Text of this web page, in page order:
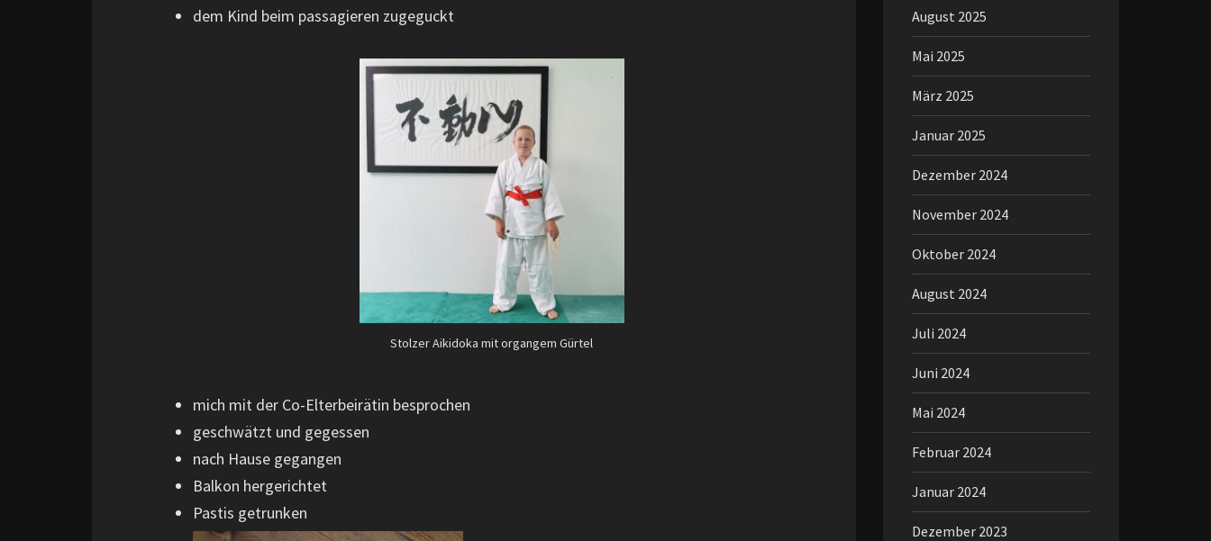
dem Kind beim passagieren zugeguckt
Stolzer Aikidoka mit organgem Gürtel
mich mit der Co-Elterbeirätin besprochen
geschwätzt und gegessen
nach Hause gegangen
Balkon hergerichtet
Pastis getrunken
August 2025
Mai 2025
März 2025
Januar 2025
Dezember 2024
November 2024
Oktober 2024
August 2024
Juli 2024
Juni 2024
Mai 2024
Februar 2024
Januar 2024
Dezember 2023